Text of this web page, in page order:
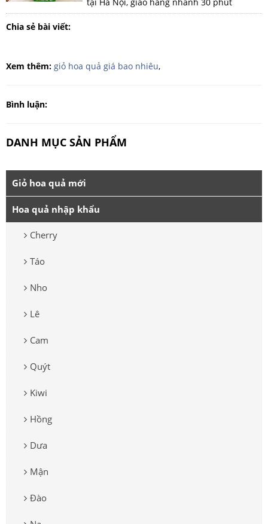
tại Hà Nội, giao hàng nhanh 30 phút
Chia sẻ bài viết:
Xem thêm: giỏ hoa quả giá bao nhiêu,
Bình luận:
DANH MỤC SẢN PHẨM
Giỏ hoa quả mới
Hoa quả nhập khẩu
Cherry
Táo
Nho
Lê
Cam
Quýt
Kiwi
Hồng
Dưa
Mận
Đào